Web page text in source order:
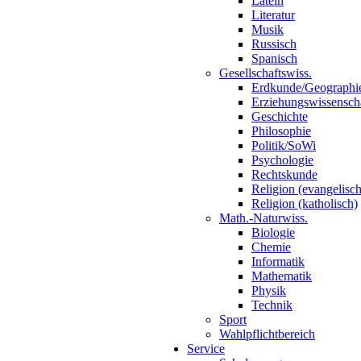
Literatur
Musik
Russisch
Spanisch
Gesellschaftswiss.
Erdkunde/
Geschichte
Philosophie
Politik/SoWi
Psychologie
Rechtskunde
Religion
Religion (katholisch)
Math.-Naturwiss.
Biologie
Chemie
Informatik
Mathematik
Physik
Technik
Sport
Wahlpflichtbereich
Service